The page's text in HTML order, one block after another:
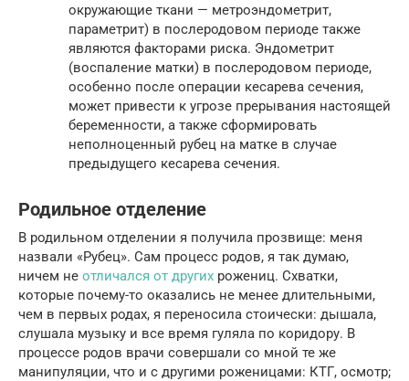
окружающие ткани — метроэндометрит,
параметрит) в послеродовом периоде также
являются факторами риска. Эндометрит
(воспаление матки) в послеродовом периоде,
особенно после операции кесарева сечения,
может привести к угрозе прерывания настоящей
беременности, а также сформировать
неполноценный рубец на матке в случае
предыдущего кесарева сечения.
Родильное отделение
В родильном отделении я получила прозвище: меня
назвали «Рубец». Сам процесс родов, я так думаю,
ничем не отличался от других рожениц. Схватки,
которые почему-то оказались не менее длительными,
чем в первых родах, я переносила стоически: дышала,
слушала музыку и все время гуляла по коридору. В
процессе родов врачи совершали со мной те же
манипуляции, что и с другими роженицами: КТГ, осмотр;